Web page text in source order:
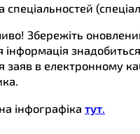
спеціальностей
Збережіть
інформація
заяв в електронному
інфографіка тут